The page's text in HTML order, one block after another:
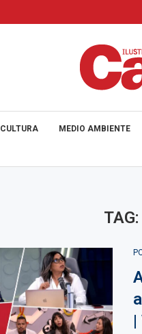
CULTURA MEDIO AMBIENTE
TAG:
|